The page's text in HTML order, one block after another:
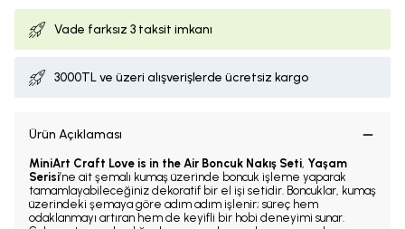
Vade farksız 3 taksit imkanı
3000TL ve üzeri alışverişlerde ücretsiz kargo
Ürün Açıklaması
MiniArt Craft Love is in the Air Boncuk Nakış Seti, Yaşam
Serisi’ne ait şemalı kumaş üzerinde boncuk işleme yaparak
tamamlayabileceğiniz dekoratif bir el işi setidir. Boncuklar, kumaş
üzerindeki şemaya göre adım adım işlenir; süreç hem
odaklanmayı artıran hem de keyifli bir hobi deneyimi sunar.